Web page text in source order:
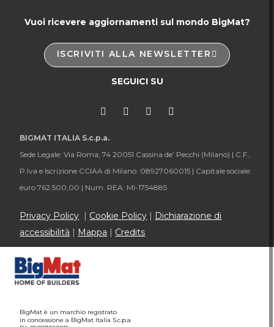
Vuoi ricevere aggiornamenti sul mondo BigMat?
ISCRIVITI ALLA NEWSLETTER
SEGUICI SU
BIGMAT ITALIA S.c.p.a.
Sede Legale: Via Roma, 74 20051 Cassina de’ Pecchi (Milano) | C.F.,
P.Iva e Iscrizione CCIAA di Milano: 08927060015 | Capitale sociale:
euro 762.500,00 | Num. REA: MI-1754885
Privacy Policy | Cookie Policy | Dichiarazione di
accessibilità | Mappa | Credits
BigMat è un marchio registrato
in concessione a BigMat Italia S.c.p.a